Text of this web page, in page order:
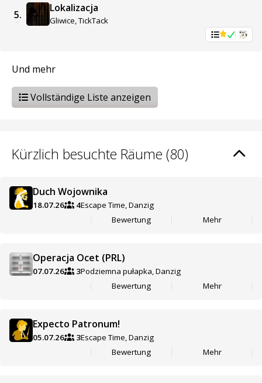
5.
Lokalizacja
Gliwice, TickTack
Und mehr
Vollständige Liste anzeigen
Kürzlich besuchte Räume (80)
Duch Wojownika
18.07.26 4Escape Time, Danzig
Bewertung
Mehr
Operacja Ocet (PRL)
07.07.26 3Podziemna pułapka, Danzig
Bewertung
Mehr
Expecto Patronum!
05.07.26 3Escape Time, Danzig
Bewertung
Mehr